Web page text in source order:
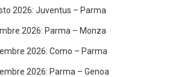
2026: Juventus – Parma
2026: Parma – Monza
2026: Como – Parma
2026: Parma – Genoa